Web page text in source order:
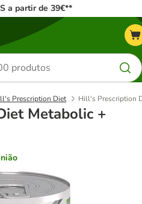
a partir de 39€**
Prescription Diet Hill's Prescription
Metabolic +